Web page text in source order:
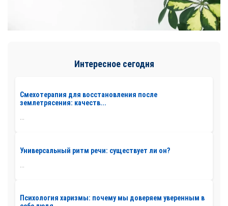
Интересное сегодня
Смехотерапия для восстановления после
землетрясения: качеств...
...
Универсальный ритм речи: существует ли он?
Психология харизмы: почему мы доверяем уверенным в